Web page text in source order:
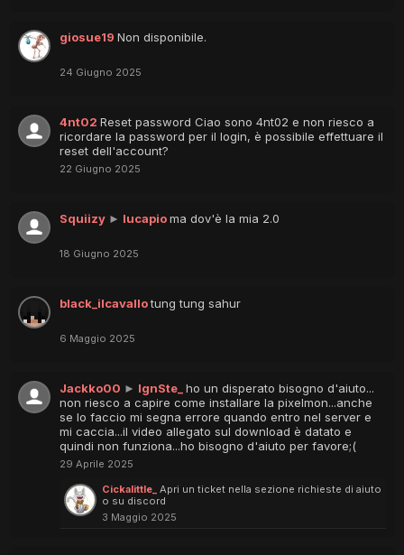
giosue19 Non disponibile.
24 Giugno 2025
4nt02 Reset password Ciao sono 4nt02 e non riesco a
ricordare la password per il login, è possibile effettuare il
reset dell'account?
22 Giugno 2025
Squiizy ► lucapioma dov'è la mia 2.0
18 Giugno 2025
black_ilcavallotung tung sahur
6 Maggio 2025
Jackko00 ► IgnSte_ ho un disperato bisogno d'aiuto...
non riesco a capire come installare la pixelmon...anche
se lo faccio mi segna errore quando entro nel server e
mi caccia...il video allegato sul download è datato e
quindi non funziona...ho bisogno d'aiuto per favore;(
29 Aprile 2025
Cickalittle_ Apri un ticket nella sezione richieste di aiuto
o su discord
3 Maggio 2025